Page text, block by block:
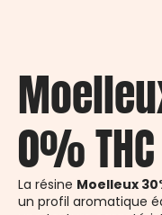
0% THC
La résine Moelleux
un profil aromatique